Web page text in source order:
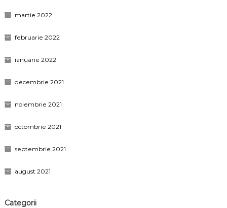
martie 2022
februarie 2022
ianuarie 2022
decembrie 2021
noiembrie 2021
octombrie 2021
septembrie 2021
august 2021
Categorii